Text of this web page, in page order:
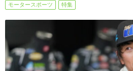
モータースポーツ 特集